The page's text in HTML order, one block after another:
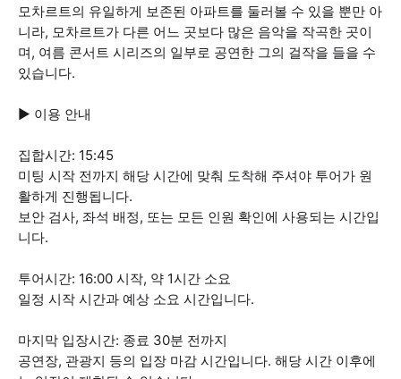
모차르트의 유일하게 보존된 아파트를 둘러볼 수 있을 뿐만 아
니라, 모차르트가 다른 어느 곳보다 많은 음악을 작곡한 곳이
며, 여름 콘서트 시리즈의 일부로 공연한 그의 걸작을 들을 수
있습니다.
▶ 이용 안내
집합시간: 15:45
미팅 시작 전까지 해당 시간에 맞춰 도착해 주셔야 투어가 원
활하게 진행됩니다.
보안 검사, 좌석 배정, 또는 모든 인원 확인에 사용되는 시간입
니다.
투어시간: 16:00 시작, 약 1시간 소요
일정 시작 시간과 예상 소요 시간입니다.
마지막 입장시간: 종료 30분 전까지
공연장, 관광지 등의 입장 마감 시간입니다. 해당 시간 이후에